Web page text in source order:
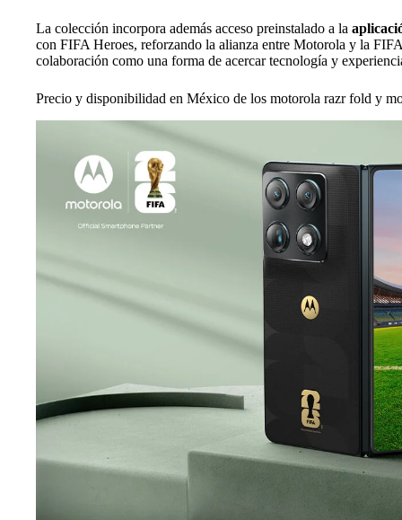
La colección incorpora además acceso preinstalado a la
con FIFA Heroes, reforzando la alianza entre Motorola y la
colaboración como una forma de acercar tecnología y
Precio y disponibilidad en México de los motorola razr fold y